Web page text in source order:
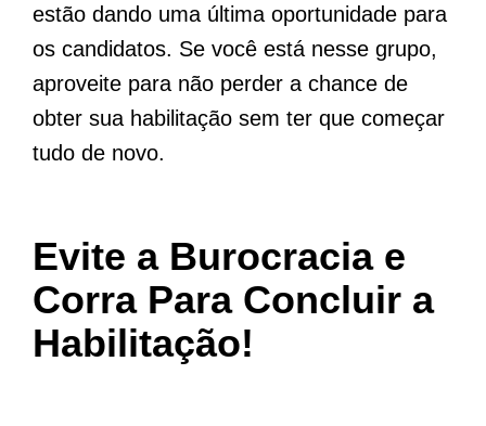
estão dando uma última oportunidade para
os candidatos. Se você está nesse grupo,
aproveite para não perder a chance de
obter sua habilitação sem ter que começar
tudo de novo.
Evite a Burocracia e
Corra Para Concluir a
Habilitação!